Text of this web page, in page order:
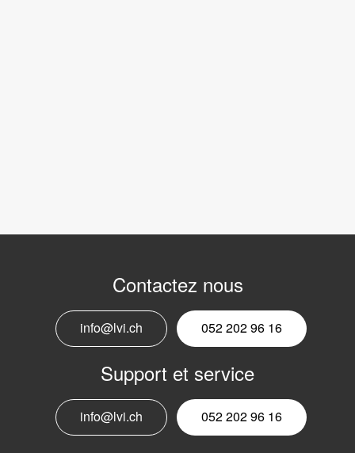
Contactez nous
info@lvi.ch 052 202 96 16
Support et service
info@lvi.ch 052 202 96 16